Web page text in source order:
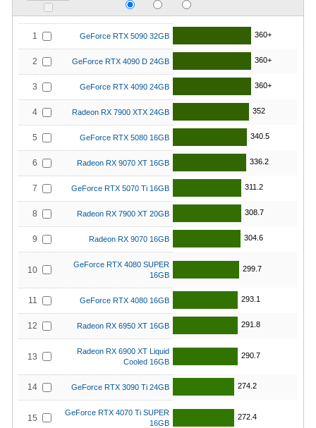
1 GeForce RTX 5090 32GB 360+
2 GeForce RTX 4090 D 24GB 360+
3 GeForce RTX 4090 24GB 360+
4 Radeon RX 7900 XTX 24GB 352
5 GeForce RTX 5080 16GB 340.5
6 Radeon RX 9070 XT 16GB 336.2
7 GeForce RTX 5070 Ti 16GB 311.2
8 Radeon RX 7900 XT 20GB 308.7
9 Radeon RX 9070 16GB 304.6
10
GeForce RTX 4080 SUPER
16GB
299.7
11 GeForce RTX 4080 16GB 293.1
12 Radeon RX 6950 XT 16GB 291.8
13
Radeon RX 6900 XT Liquid
Cooled 16GB
290.7
14 GeForce RTX 3090 Ti 24GB 274.2
15
GeForce RTX 4070 Ti SUPER
16GB
272.4